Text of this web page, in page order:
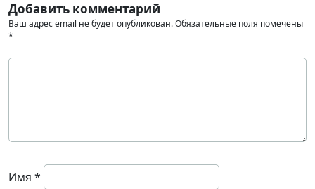
Добавить комментарий
Ваш адрес email не будет опубликован.Обязательные поля помечены
*
Имя *